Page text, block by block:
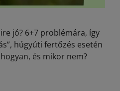
jó? 6+7 problémára, így
húgyúti fertőzés esetén
és mikor nem?